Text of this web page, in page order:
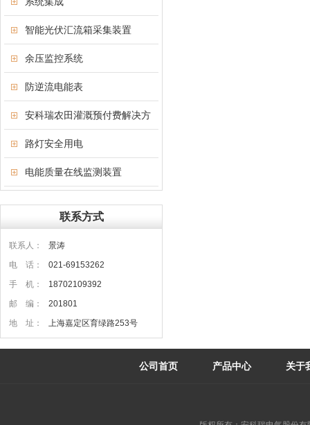
智能光伏汇流箱采集装置
余压监控系统
防逆流电能表
安科瑞农田灌溉预付费解决方
案
路灯安全用电
电能质量在线监测装置
联系方式
联系人：
景涛
电 话：
021-69153262
手 机：
18702109392
邮 编：
201801
地 址：
上海嘉定区育绿路253号
公司首页 产品中心 关于